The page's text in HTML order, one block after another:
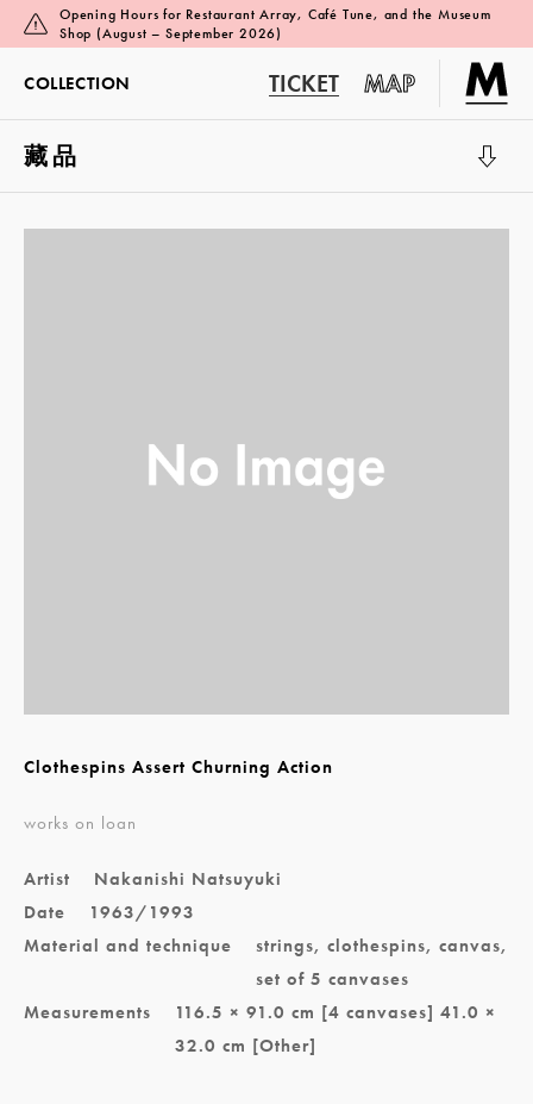
Opening Hours for Restaurant Array, Café Tune, and the Museum
Shop (August – September 2026)
COLLECTION TICKET MAP
藏品
Clothespins Assert Churning Action
works on loan
Artist
Nakanishi Natsuyuki
Date
1963/1993
Material and technique
strings, clothespins, canvas,
set of 5 canvases
Measurements
116.5 × 91.0 cm [4 canvases] 41.0 ×
32.0 cm [Other]